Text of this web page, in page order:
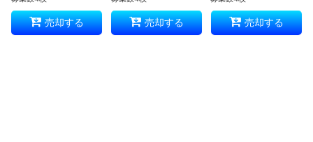
売却する 売却する 売却する